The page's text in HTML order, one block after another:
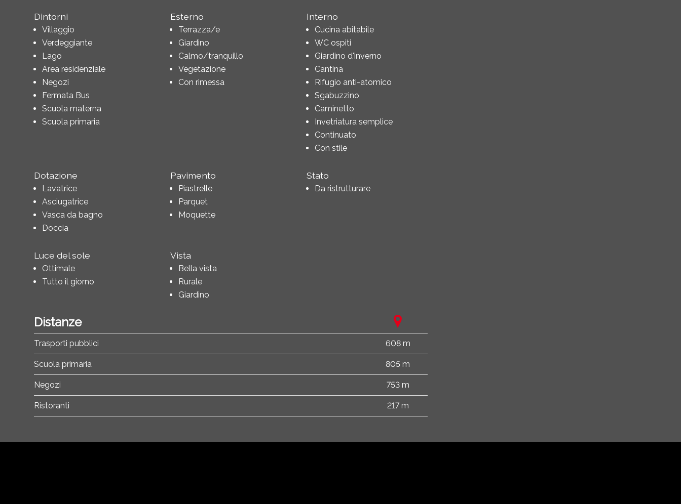
Dintorni
Villaggio
Verdeggiante
Lago
Area residenziale
Negozi
Fermata Bus
Scuola materna
Scuola primaria
Esterno
Terrazza/e
Giardino
Calmo/tranquillo
Vegetazione
Con rimessa
Interno
Cucina abitabile
WC ospiti
Giardino d'inverno
Cantina
Rifugio anti-atomico
Sgabuzzino
Caminetto
Invetriatura semplice
Continuato
Con stile
Dotazione
Lavatrice
Asciugatrice
Vasca da bagno
Doccia
Pavimento
Piastrelle
Parquet
Moquette
Stato
Da ristrutturare
Luce del sole
Ottimale
Tutto il giorno
Vista
Bella vista
Rurale
Giardino
Distanze
Trasporti pubblici 608 m
Scuola primaria 805 m
Negozi 753 m
Ristoranti 217 m